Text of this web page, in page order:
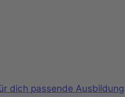
dich passende Ausbildung